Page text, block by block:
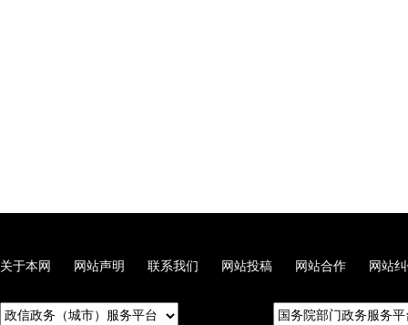
关于本网 网站声明 联系我们 网站投稿 网站合作 网站